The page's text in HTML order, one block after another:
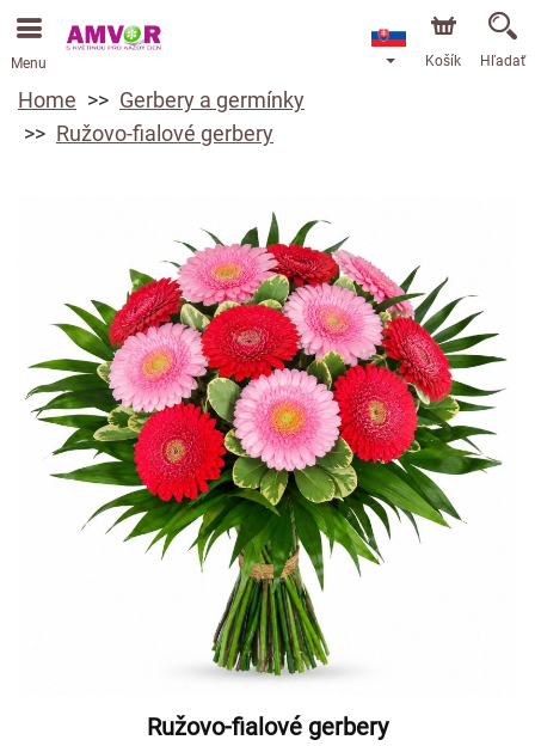
Menu Košík Hľadať
Home
Gerbery a germínky
Ružovo-fialové gerbery
Ružovo-fialové gerbery